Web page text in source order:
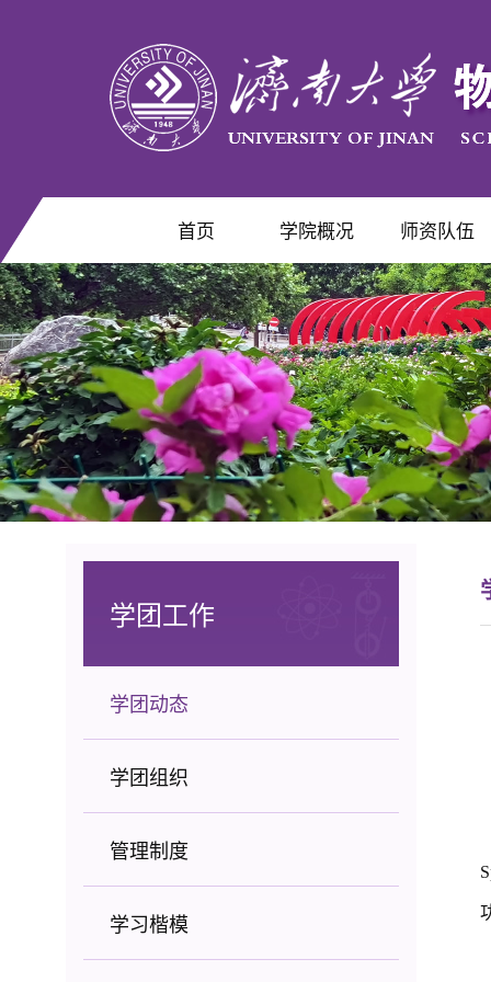
首页 学院概况 师资队伍
学团工作
学团动态
学团组织
管理制度
学习楷模